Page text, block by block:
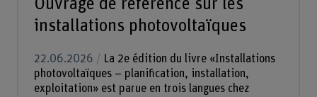
Ouvrage de référence sur les
installations photovoltaïques
22.06.2026
La 2e édition du livre «Installations
photovoltaïques – planification, installation,
exploitation» est parue en trois langues chez